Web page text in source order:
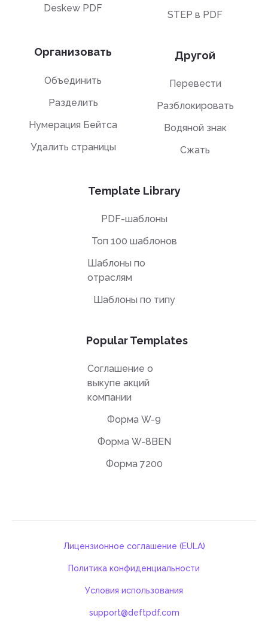
Deskew PDF
Организовать
Объединить
Разделить
Нумерация Бейтса
Удалить страницы
STEP в PDF
Другой
Перевести
Разблокировать
Водяной знак
Сжать
Template Library
PDF-шаблоны
Топ 100 шаблонов
Шаблоны по
отраслям
Шаблоны по типу
Popular Templates
Соглашение о
выкупе акций
компании
Форма W-9
Форма W-8BEN
Форма 7200
Лицензионное соглашение (EULA)
Политика конфиденциальности
Условия использования
support@deftpdf.com